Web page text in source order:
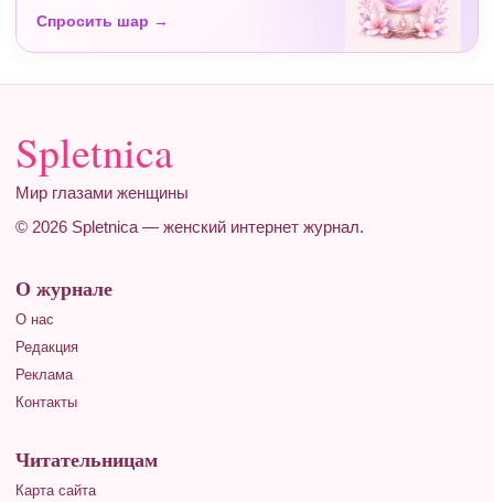
Спросить шар →
Spletnica
Мир глазами женщины
© 2026 Spletnica — женский интернет журнал.
О журнале
О нас
Редакция
Реклама
Контакты
Читательницам
Карта сайта